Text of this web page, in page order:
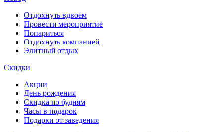
Отдохнуть вдвоем
Провести мероприятие
Попариться
Отдохнуть компанией
Элитный отдых
Скидки
Акции
День рождения
Скидка по будням
Часы в подарок
Подарки от заведения